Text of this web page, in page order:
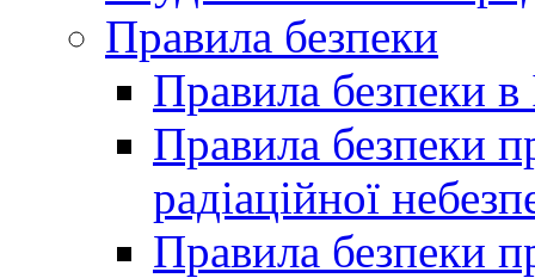
Правила безпеки
Правила безпеки в
Правила безпеки
радіаційної
Правила безпеки